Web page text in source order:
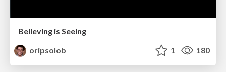
Believing is Seeing
oripsolob
1 180